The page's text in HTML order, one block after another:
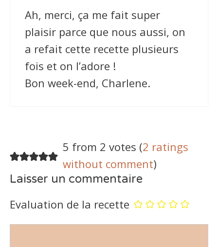
Ah, merci, ça me fait super
plaisir parce que nous aussi, on
a refait cette recette plusieurs
fois et on l’adore !
Bon week-end, Charlene.
5 from 2 votes (2 ratings
without comment)
Laisser un commentaire
Evaluation de la recette